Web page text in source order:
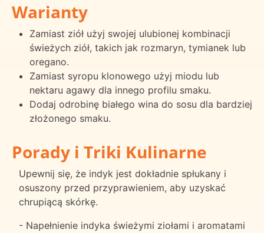
Warianty
Zamiast ziół użyj swojej ulubionej kombinacji
świeżych ziół, takich jak rozmaryn, tymianek lub
oregano.
Zamiast syropu klonowego użyj miodu lub
nektaru agawy dla innego profilu smaku.
Dodaj odrobinę białego wina do sosu dla bardziej
złożonego smaku.
Porady i Triki Kulinarne
Upewnij się, że indyk jest dokładnie spłukany i
osuszony przed przyprawieniem, aby uzyskać
chrupiącą skórkę.
- Napełnienie indyka świeżymi ziołami i aromatami